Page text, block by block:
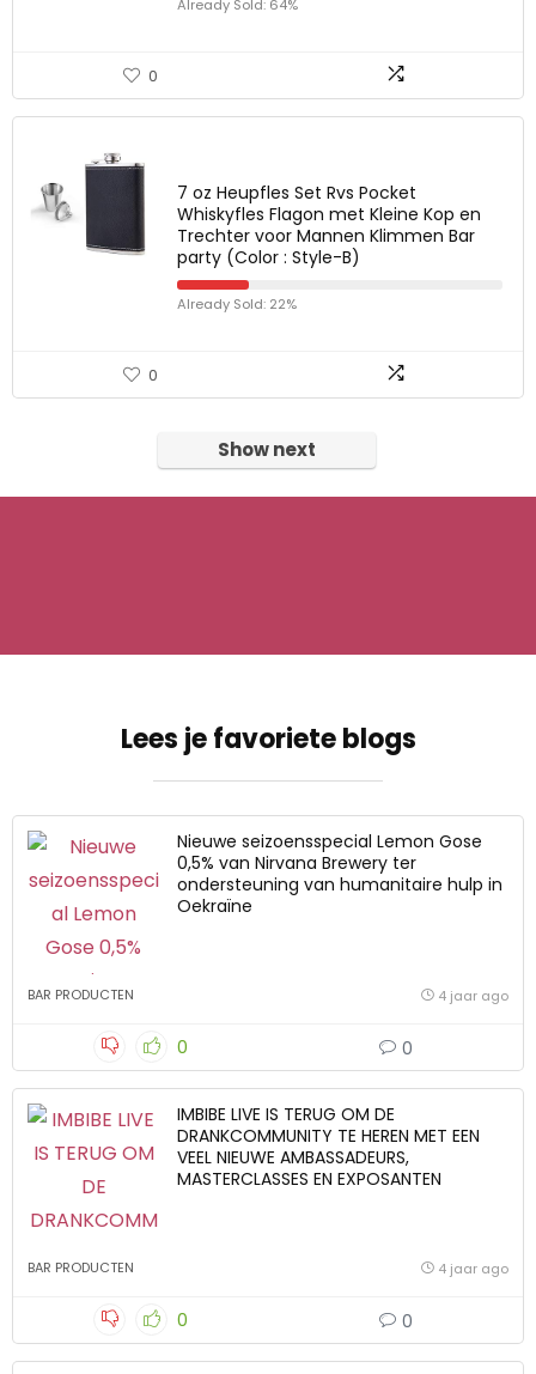
Already Sold: 64%
0
7 oz Heupfles Set Rvs Pocket
Whiskyfles Flagon met Kleine Kop en
Trechter voor Mannen Klimmen Bar
party (Color : Style-B)
Already Sold: 22%
0
Show next
Lees je favoriete blogs
Nieuwe seizoensspecial Lemon Gose
0,5% van Nirvana Brewery ter
ondersteuning van humanitaire hulp in
Oekraïne
BAR PRODUCTEN 4 jaar ago
0 0
IMBIBE LIVE IS TERUG OM DE
DRANKCOMMUNITY TE HEREN MET EEN
VEEL NIEUWE AMBASSADEURS,
MASTERCLASSES EN EXPOSANTEN
BAR PRODUCTEN 4 jaar ago
0 0